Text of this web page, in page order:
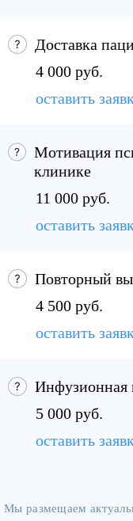
Доставка
4 000 руб.
оставить
Мотивация
клинике
11 000 руб.
оставить
Повторный
4 500 руб.
оставить
Инфузионная
5 000 руб.
оставить
Мы размещаем